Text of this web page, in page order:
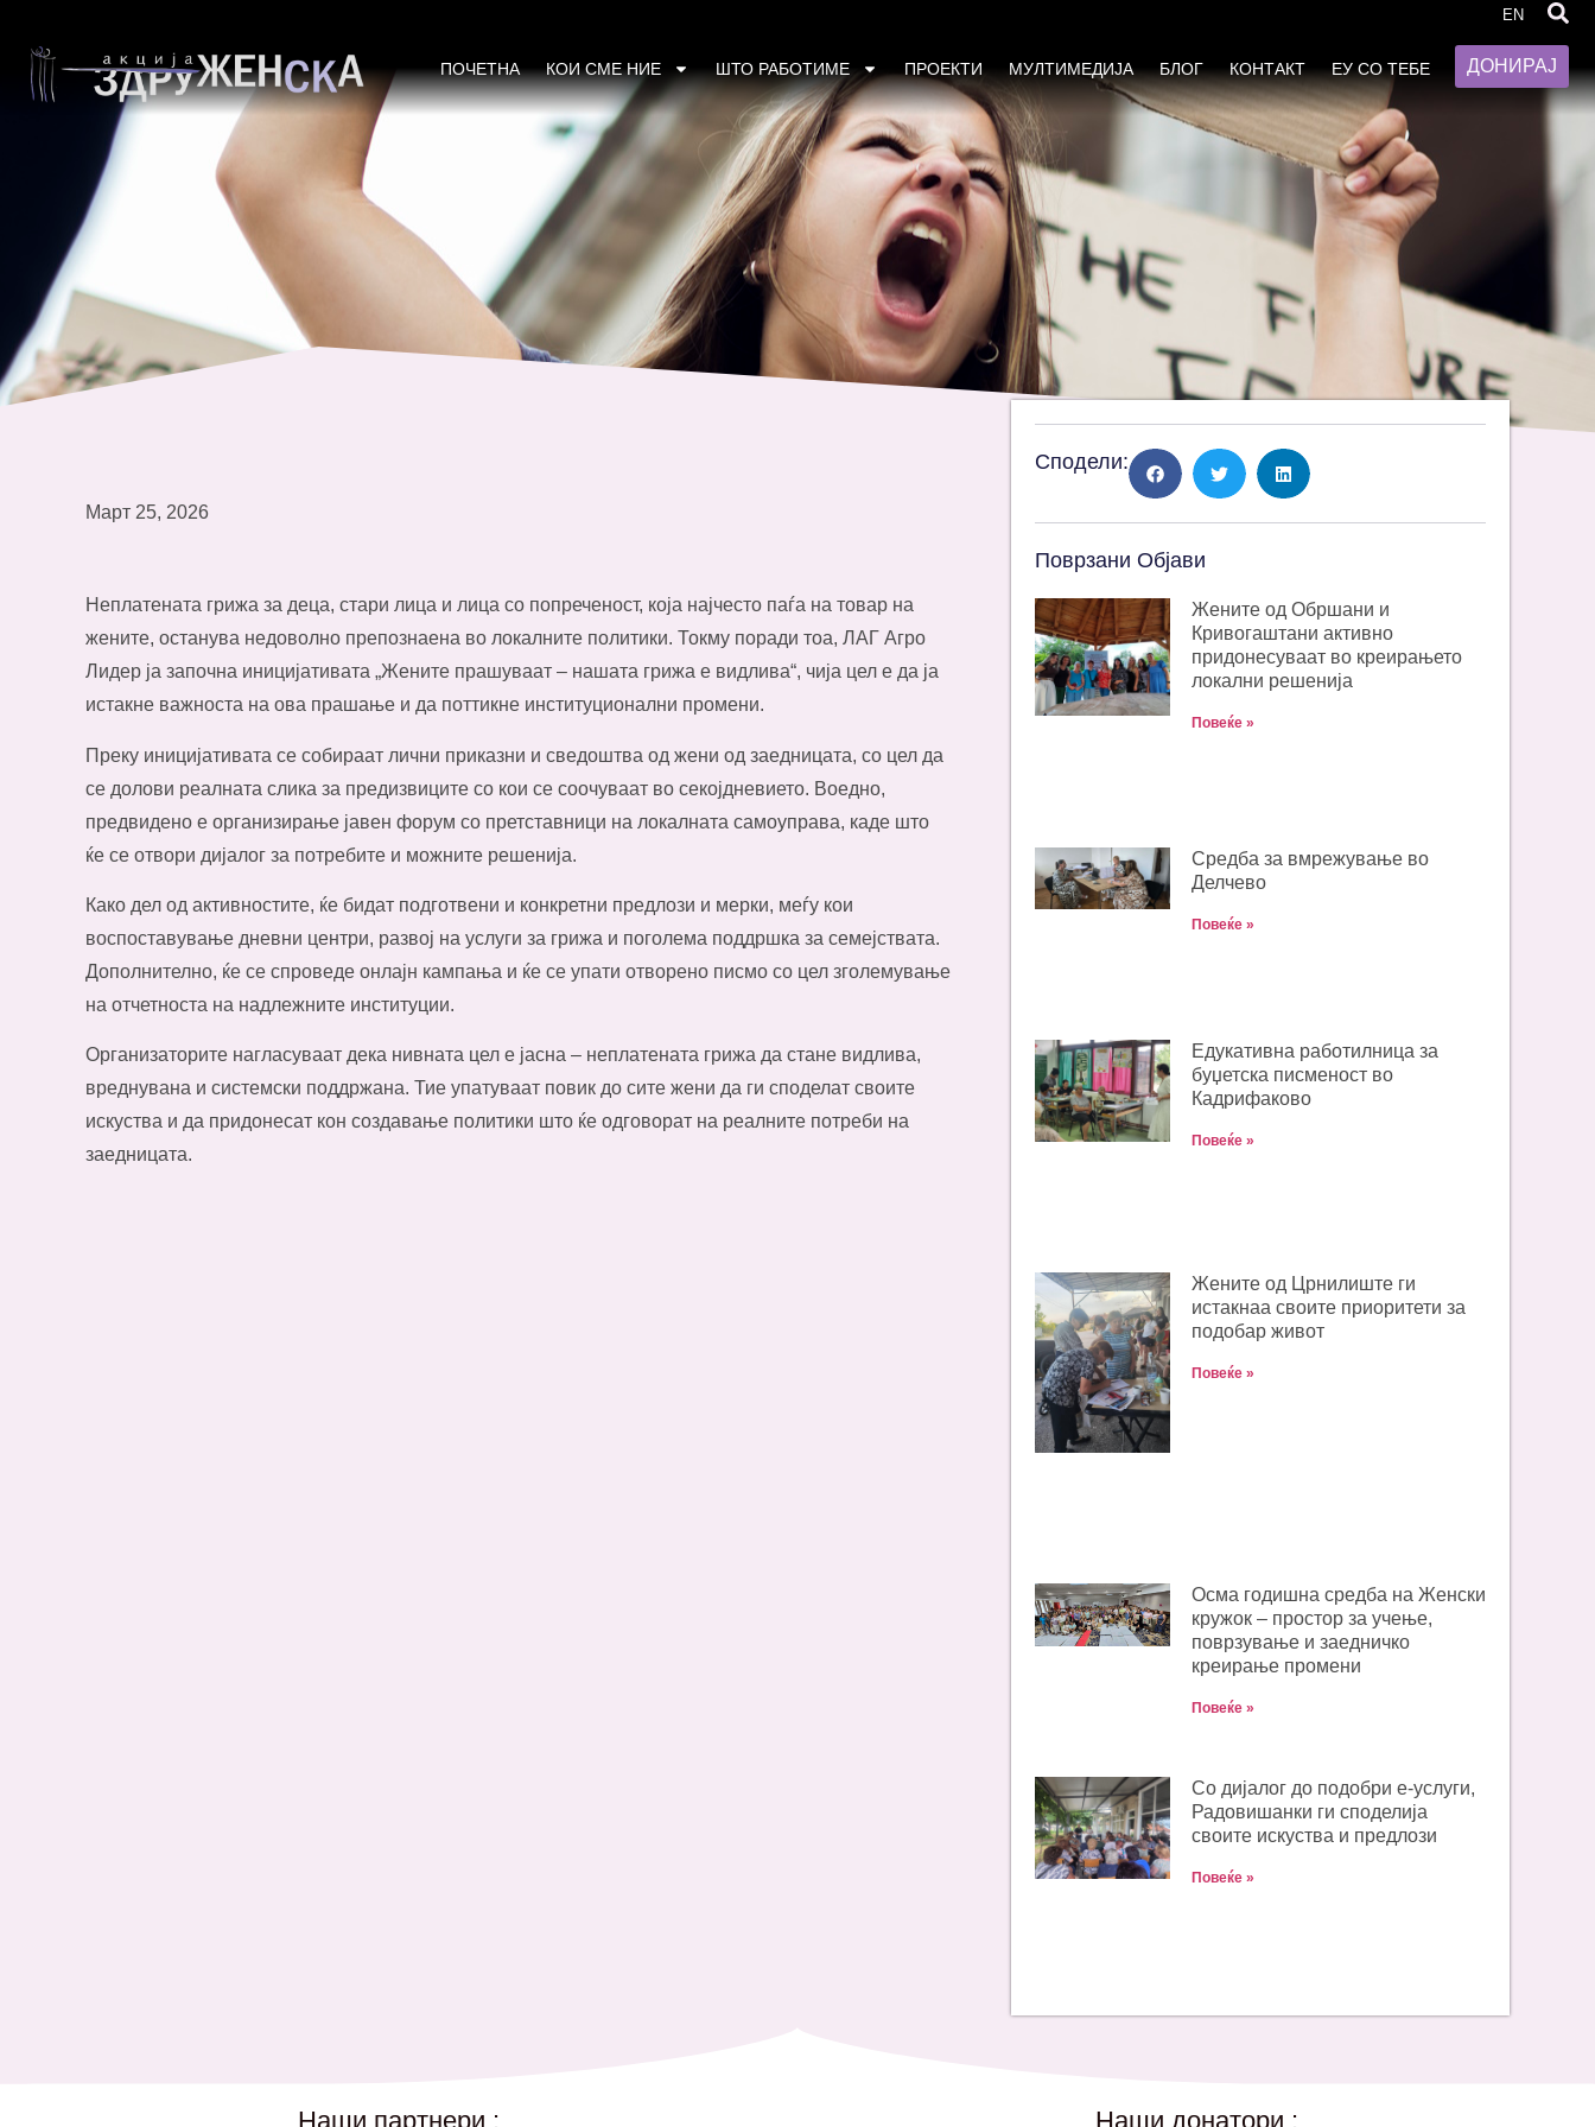
EN
ПОЧЕТНА КОИ СМЕ НИЕ ШТО РАБОТИМЕ ПРОЕКТИ МУЛТИМЕДИЈА БЛОГ КОНТАКТ ЕУ СО ТЕБЕ ДОНИРАЈ
Март 25, 2026
Неплатената грижа за деца, стари лица и лица со попреченост, која најчесто паѓа на товар на
жените, останува недоволно препознаена во локалните политики. Токму поради тоа, ЛАГ Агро
Лидер ја започна иницијативата „Жените прашуваат – нашата грижа е видлива“, чија цел е да ја
истакне важноста на ова прашање и да поттикне институционални промени.
Преку иницијативата се собираат лични приказни и сведоштва од жени од заедницата, со цел да
се долови реалната слика за предизвиците со кои се соочуваат во секојдневието. Воедно,
предвидено е организирање јавен форум со претставници на локалната самоуправа, каде што
ќе се отвори дијалог за потребите и можните решенија.
Како дел од активностите, ќе бидат подготвени и конкретни предлози и мерки, меѓу кои
воспоставување дневни центри, развој на услуги за грижа и поголема поддршка за семејствата.
Дополнително, ќе се спроведе онлајн кампања и ќе се упати отворено писмо со цел зголемување
на отчетноста на надлежните институции.
Организаторите нагласуваат дека нивната цел е јасна – неплатената грижа да стане видлива,
вреднувана и системски поддржана. Тие упатуваат повик до сите жени да ги споделат своите
искуства и да придонесат кон создавање политики што ќе одговорат на реалните потреби на
заедницата.
Сподели:
Поврзани Објави
Жените од Обршани и
Кривогаштани активно
придонесуваат во креирањето
локални решенија
Повеќе »
Средба за вмрежување во
Делчево
Повеќе »
Едукативна работилница за
буџетска писменост во
Кадрифаково
Повеќе »
Жените од Црнилиште ги
истакнаа своите приоритети за
подобар живот
Повеќе »
Oсма годишна средба на Женски
кружок – простор за учење,
поврзување и заедничко
креирање промени
Повеќе »
Со дијалог до подобри е-услуги,
Радовишанки ги споделија
своите искуства и предлози
Повеќе »
Наши партнери : Наши донатори :